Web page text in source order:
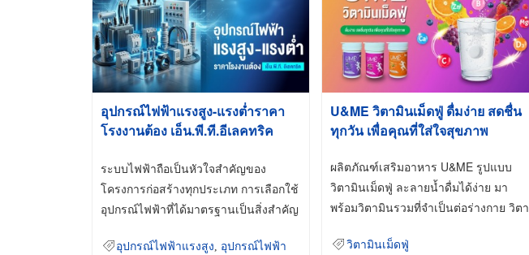
อุปกรณ์ไฟฟ้าแรงสูง-แรงต่ำราคา
โรงงานต้อง เอ็น.พี.ที.อีเลคทริค
ระบบไฟฟ้าถือเป็นหัวใจสำคัญของ
โครงการก่อสร้างทุกประเภท การเลือกใช้
อุปกรณ์ไฟฟ้าที่ได้มาตรฐานเป็นสิ่งสำคัญ
อุปกรณ์ไฟฟ้าแรงสูง
อุปกรณ์ไฟฟ้า
U&ME วิตามินเม็ดฟู่ ดื่มง่าย สดชื่น
ทุกวัน เพื่อคุณที่ใส่ใจสุขภาพ
ผลิตภัณฑ์เสริมอาหาร U&ME รูปแบบ
วิตามินเม็ดฟู่ ละลายน้ำดื่มได้ง่าย มา
พร้อมวิตามินรวมที่จำเป็นต่อร่างกาย วิตา
วิตามินเม็ดฟู่